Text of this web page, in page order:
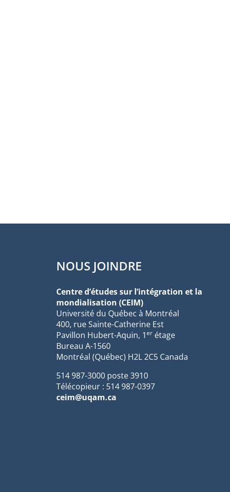
NOUS JOINDRE
Centre d’études sur l’intégration et la
mondialisation (CEIM)
Université du Québec à Montréal
400, rue Sainte-Catherine Est
Pavillon Hubert-Aquin, 1er étage
Bureau A-1560
Montréal (Québec) H2L 2C5 Canada
514 987-3000 poste 3910
Télécopieur : 514 987-0397
ceim@uqam.ca